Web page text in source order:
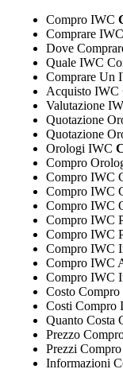
Compro IWC
Comprare IWC
Dove
Quale IWC
Comprare Un
Acquisto IWC
Valutazione
Quotazione
Quotazione
Orologi IWC
Compro
Compro IWC
Compro IWC
Compro IWC
Compro IWC
Compro IWC
Compro IWC
Compro IWC
Compro IWC
Costo
Costi Compro
Quanto Costa
Prezzo
Prezzi
Informazioni